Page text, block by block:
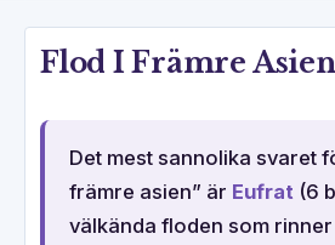
Flod I Främre
Det mest sannolika svaret
främre asien” är Eufrat (6
välkända floden som